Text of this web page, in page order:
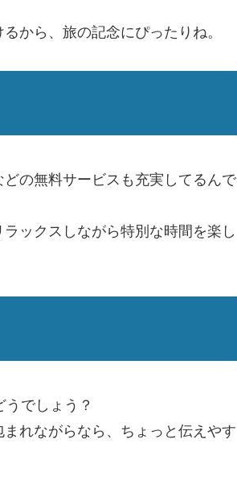
から、旅の記念にぴったりね。
の無料サービスも充実してるんで
ックスしながら特別な時間を楽し
でしょう？
れながらなら、ちょっと伝えやす